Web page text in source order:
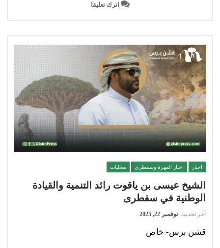
اترك تعليقا
اخبار اخبار المهرة وسقطرى محليات
الشيخ عيسى بن ياقوت رائد التنمية والقيادة
الوطنية في سقطرى
آخر تحديث نوفمبر 22, 2025
قشن برس- خاص